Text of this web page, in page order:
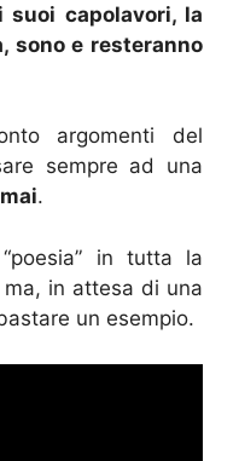
suoi capolavori, la
sono e resteranno
argomenti del
sempre ad una
.
in tutta la
in attesa di una
un esempio.